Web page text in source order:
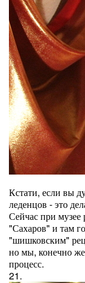
Кстати, если вы
леденцов - это
Сейчас при музее
"Сахаров" и там
"шишковским"
но мы, конечно
процесс.
21.